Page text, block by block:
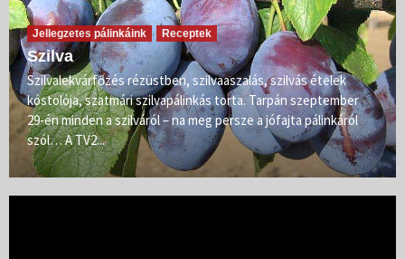
Jellegzetes pálinkáink Receptek
Szilva
Szilvalekvárfőzés rézüstben, szilvaaszalás, szilvás ételek
kóstolója, szatmári szilvapálinkás torta. Tarpán szeptember
29-én minden a szilváról – na meg persze a jófajta pálinkáról
szól… A TV2...